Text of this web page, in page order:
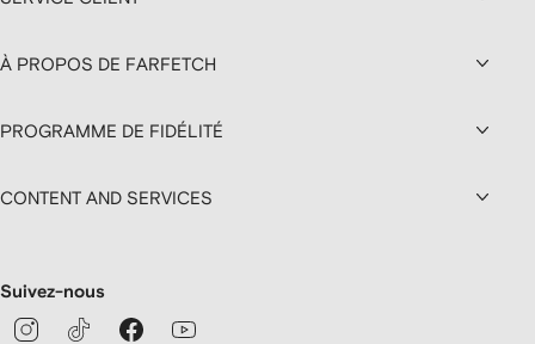
À PROPOS DE FARFETCH
PROGRAMME DE FIDÉLITÉ
CONTENT AND SERVICES
Suivez-nous